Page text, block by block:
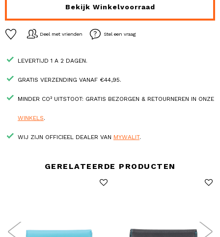
Bekijk Winkelvoorraad
Deel met vrienden Stel een vraag
LEVERTIJD 1 A 2 DAGEN.
GRATIS VERZENDING VANAF €44,95.
MINDER CO² UITSTOOT: GRATIS BEZORGEN & RETOURNEREN IN ONZE
WINKELS.
WIJ ZIJN OFFICIEEL DEALER VAN MYWALIT.
GERELATEERDE PRODUCTEN